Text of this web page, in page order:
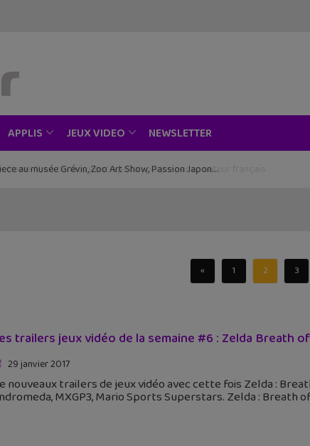
APPLIS JEUX VIDEO NEWSLETTER
au musée Grévin, Zoo Art Show, Passion Japon…
« 1 2 3
trailers jeux vidéo de la semaine #6 : Zelda Breath
29 janvier 2017
nouveaux trailers de jeux vidéo avec cette fois Zelda :
MXGP3, Mario Sports Superstars. Zelda : Breath